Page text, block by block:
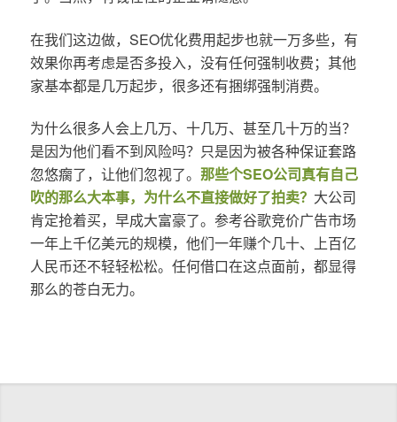
在我们这边做，SEO优化费用起步也就一万多些，有
效果你再考虑是否多投入，没有任何强制收费；其他
家基本都是几万起步，很多还有捆绑强制消费。
为什么很多人会上几万、十几万、甚至几十万的当？
是因为他们看不到风险吗？只是因为被各种保证套路
忽悠瘸了，让他们忽视了。 那些个SEO公司真有自己
吹的那么大本事，为什么不直接做好了拍卖？ 大公司
肯定抢着买，早成大富豪了。参考谷歌竞价广告市场
一年上千亿美元的规模，他们一年赚个几十、上百亿
人民币还不轻轻松松。任何借口在这点面前，都显得
那么的苍白无力。